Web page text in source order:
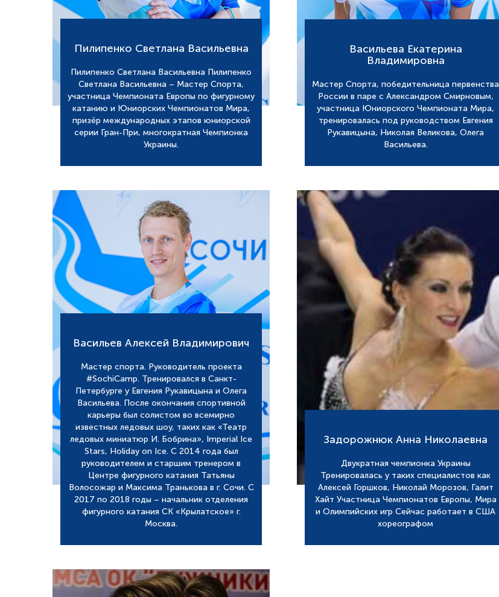
Пилипенко Светлана Васильевна
Пилипенко Светлана Васильевна Пилипенко
Светлана Васильевна – Мастер Спорта,
участница Чемпионата Европы по фигурному
катанию и Юниорских Чемпионатов Мира,
призёр международных этапов юниорской
серии Гран-При, многократная Чемпионка
Украины.
Васильева Екатерина
Владимировна
Мастер Спорта, победительница первенства
России в паре с Александром Смирновым,
участница Юниорского Чемпионата Мира,
тренировалась под руководством Евгения
Рукавицына, Николая Великова, Олега
Васильева.
Васильев Алексей Владимирович
Мастер спорта. Руководитель проекта
#SochiCamp. Тренировался в Санкт-
Петербурге у Евгения Рукавицына и Олега
Васильева. После окончания спортивной
карьеры был солистом во всемирно
известных ледовых шоу, таких как «Театр
ледовых миниатюр И. Бобрина», Imperial Ice
Stars, Holiday on Ice. C 2014 года был
руководителем и старшим тренером в
Центре фигурного катания Татьяны
Волосожар и Максима Транькова в г. Сочи. С
2017 по 2018 годы – начальник отделения
фигурного катания СК «Крылатское» г.
Москва.
Задорожнюк Анна Николаевна
Двукратная чемпионка Украины
Тренировалась у таких специалистов как
Алексей Горшков, Николай Морозов, Галит
Хайт Участница Чемпионатов Европы, Мира
и Олимпийских игр Сейчас работает в США
хореографом